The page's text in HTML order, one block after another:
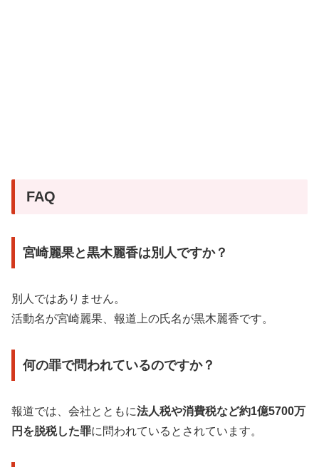
FAQ
宮崎麗果と黒木麗香は別人ですか？
別人ではありません。
活動名が宮崎麗果、報道上の氏名が黒木麗香です。
何の罪で問われているのですか？
報道では、会社とともに法人税や消費税など約1億5700万
円を脱税した罪に問われているとされています。